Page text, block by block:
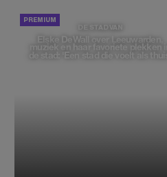
DE STAD VAN
Elske DeWall over Leeuwarden,
muziek en haar favoriete plekken in
de stad: 'Een stad die voelt als thuis'